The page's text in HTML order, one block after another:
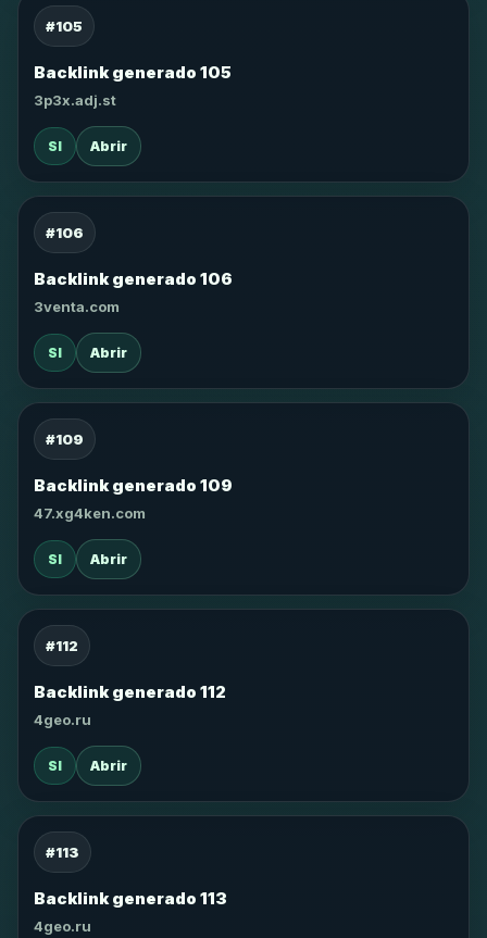
#105
Backlink generado 105
3p3x.adj.st
SI Abrir
#106
Backlink generado 106
3venta.com
SI Abrir
#109
Backlink generado 109
47.xg4ken.com
SI Abrir
#112
Backlink generado 112
4geo.ru
SI Abrir
#113
Backlink generado 113
4geo.ru